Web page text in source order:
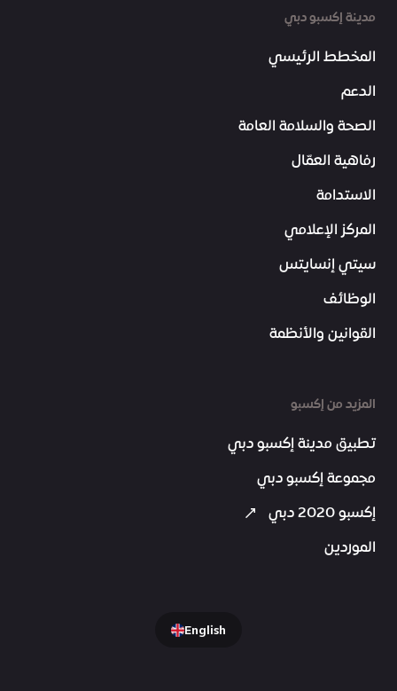
مدينة إكسبو دبي
المخطط الرئيسي
الدعم
الصحة والسلامة العامة
رفاهية العمّال
الاستدامة
المركز الإعلامي
سيتي إنسايتس
الوظائف
القوانين والأنظمة
المزيد من إكسبو
تطبيق مدينة إكسبو دبي
مجموعة إكسبو دبي
إكسبو 2020 دبي
الموردين
English